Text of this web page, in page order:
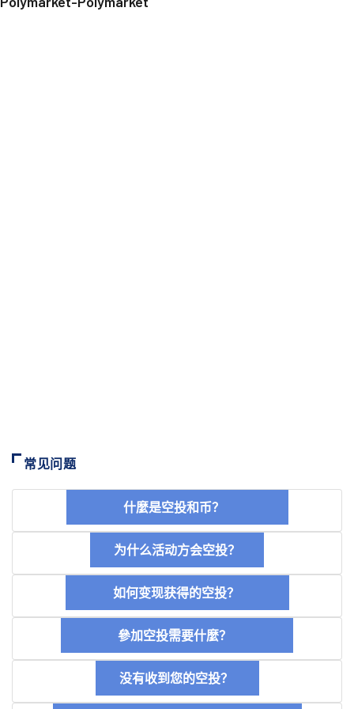
常见问题
什麼是空投和币？
为什么活动方会空投？
如何变现获得的空投？
參加空投需要什麼？
没有收到您的空投？